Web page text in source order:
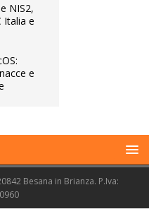
NIS2,
Italia e
e
Besana in Brianza. P.Iva: